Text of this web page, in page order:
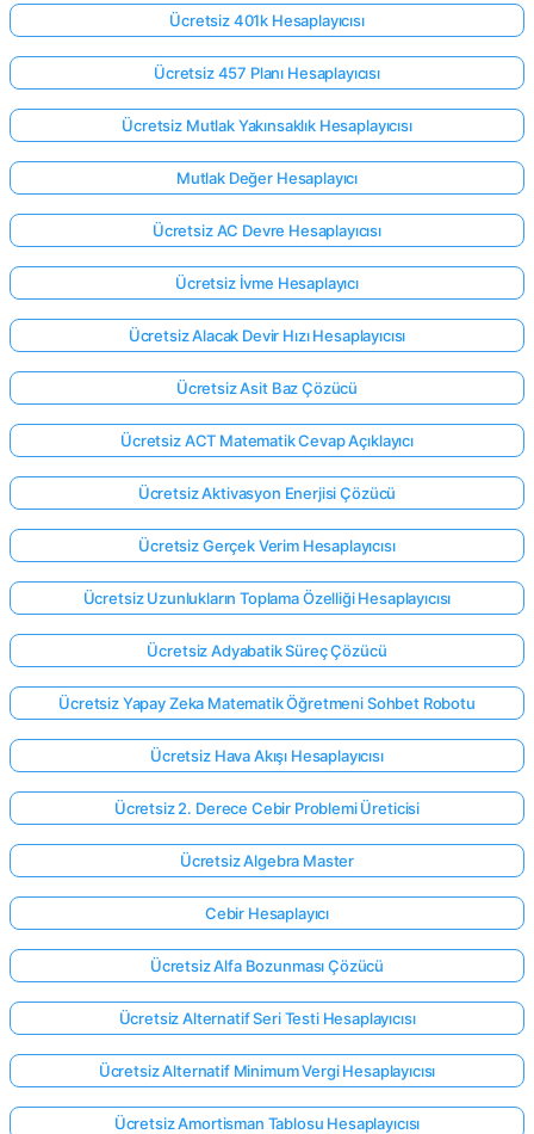
Ücretsiz 401k Hesaplayıcısı
Ücretsiz 457 Planı Hesaplayıcısı
Ücretsiz Mutlak Yakınsaklık Hesaplayıcısı
Mutlak Değer Hesaplayıcı
Ücretsiz AC Devre Hesaplayıcısı
Ücretsiz İvme Hesaplayıcı
Ücretsiz Alacak Devir Hızı Hesaplayıcısı
Ücretsiz Asit Baz Çözücü
Ücretsiz ACT Matematik Cevap Açıklayıcı
Ücretsiz Aktivasyon Enerjisi Çözücü
Ücretsiz Gerçek Verim Hesaplayıcısı
Ücretsiz Uzunlukların Toplama Özelliği Hesaplayıcısı
Ücretsiz Adyabatik Süreç Çözücü
Ücretsiz Yapay Zeka Matematik Öğretmeni Sohbet Robotu
Ücretsiz Hava Akışı Hesaplayıcısı
Ücretsiz 2. Derece Cebir Problemi Üreticisi
Ücretsiz Algebra Master
Cebir Hesaplayıcı
Ücretsiz Alfa Bozunması Çözücü
Ücretsiz Alternatif Seri Testi Hesaplayıcısı
Ücretsiz Alternatif Minimum Vergi Hesaplayıcısı
Ücretsiz Amortisman Tablosu Hesaplayıcısı